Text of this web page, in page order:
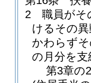
2
職員がそ
けるその
かわらず
の月分を
第3章の2